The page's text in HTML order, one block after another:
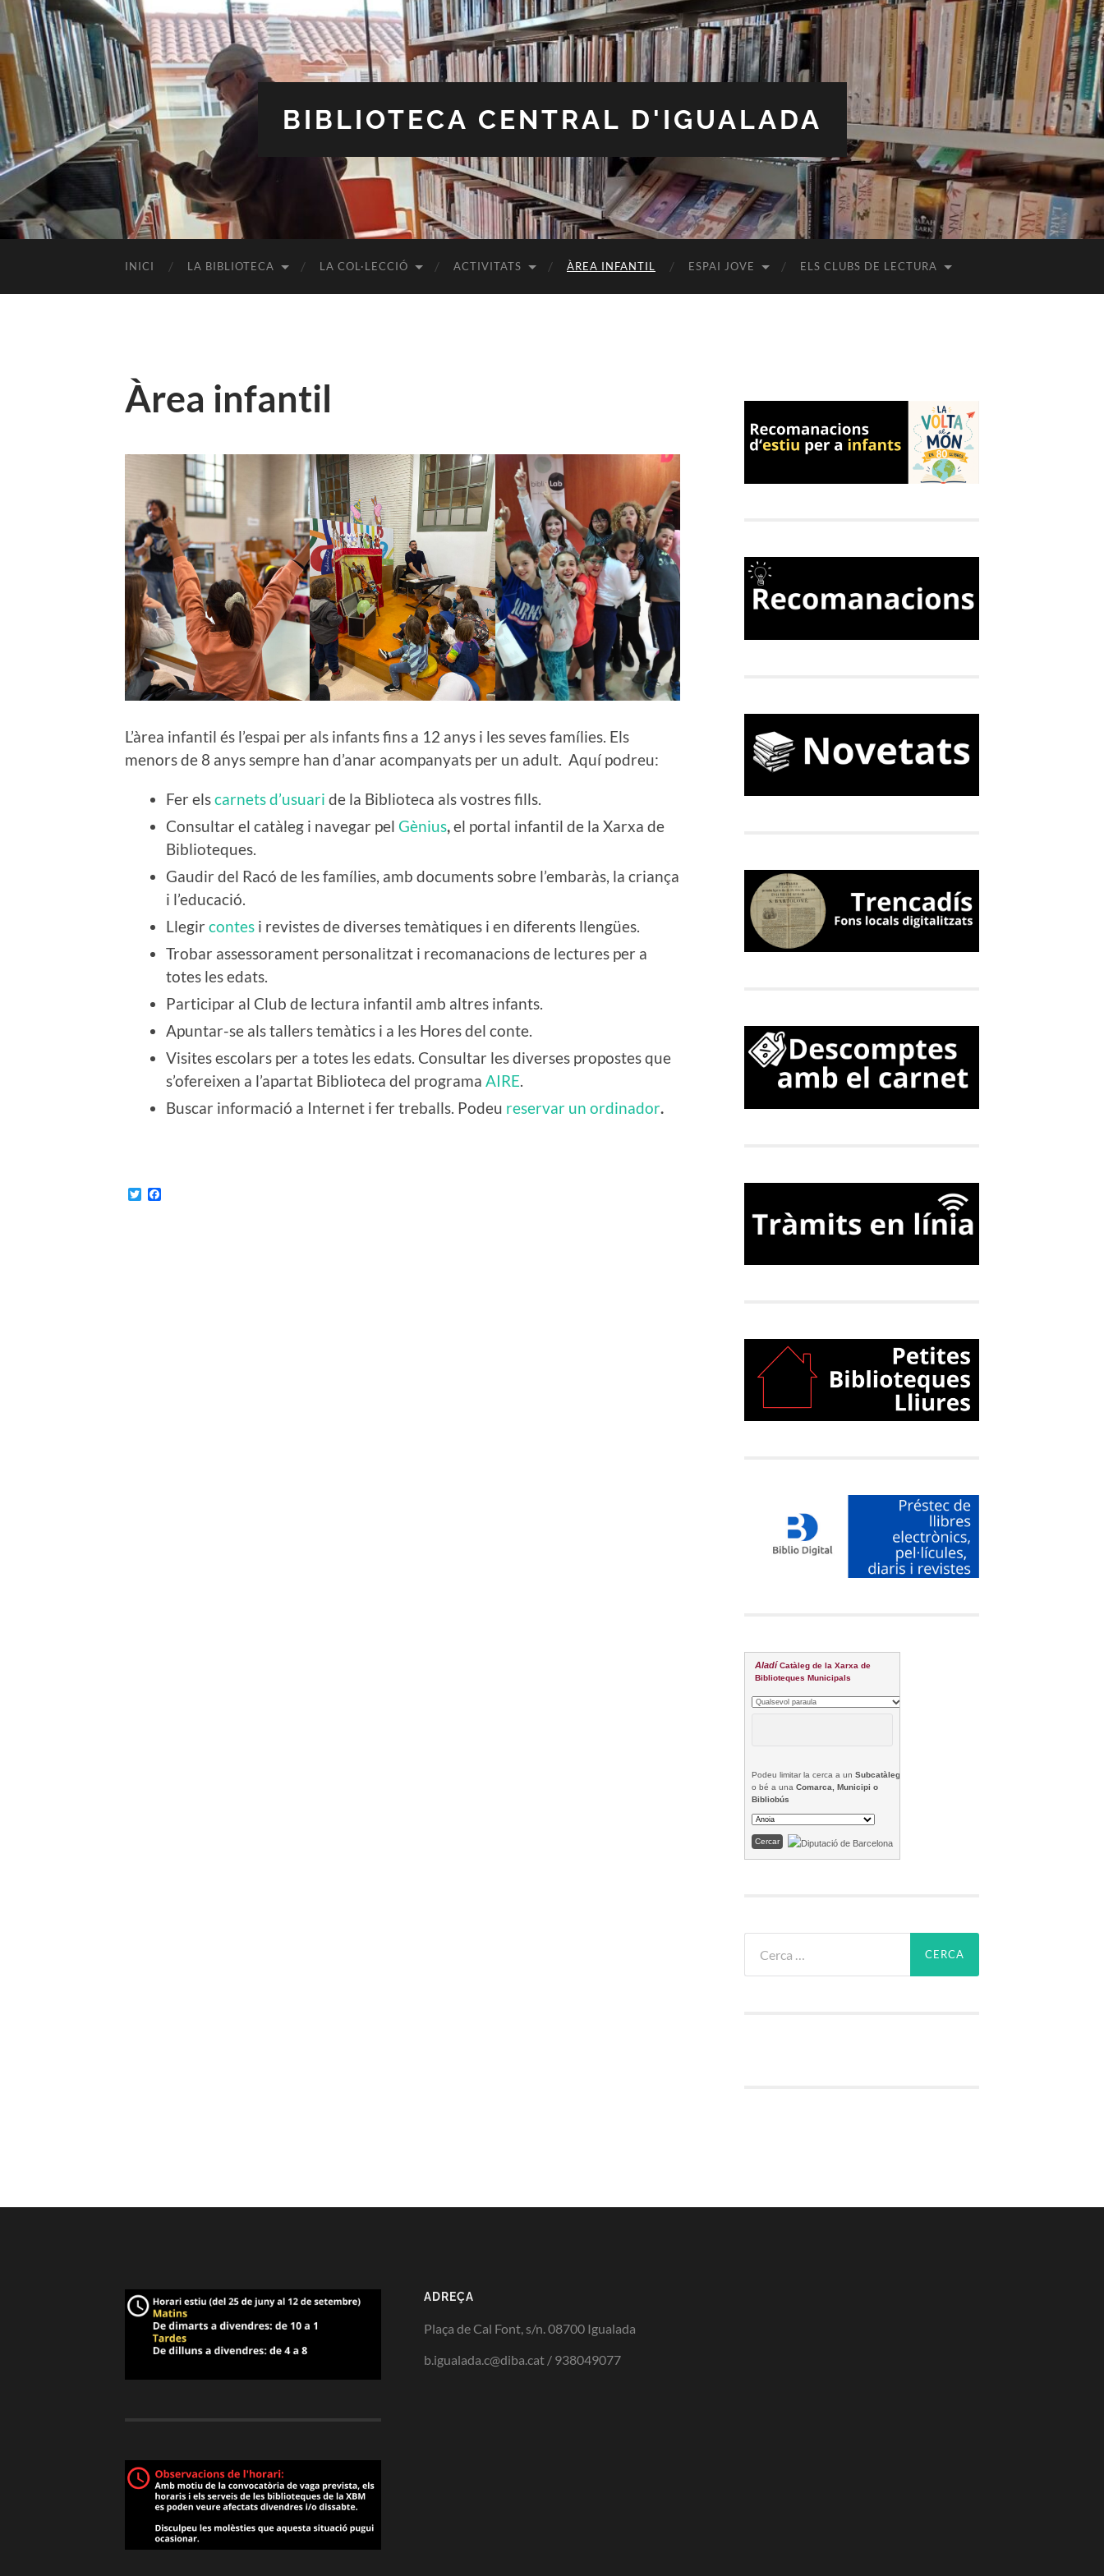
BIBLIOTECA CENTRAL D'IGUALADA
INICI LA BIBLIOTECA LA COL·LECCIÓ ACTIVITATS ÀREA INFANTIL ESPAI JOVE ELS CLUBS DE LECTURA
Àrea infantil
L’àrea infantil és l’espai per als infants fins a 12 anys i les seves famílies. Els
menors de 8 anys sempre han d’anar acompanyats per un adult. Aquí podreu:
Fer elscarnets d’usuari de la Biblioteca als vostres fills.
Consultar el catàleg i navegar pel Gènius,el portal infantil de la Xarxa de
Biblioteques.
Gaudir del Racó de les famílies, amb documents sobre l’embaràs, la criança
i l’educació.
Llegir contes i revistes de diverses temàtiques i en diferents llengües.
Trobar assessorament personalitzat i recomanacions de lectures per a
totes les edats.
Participar al Club de lectura infantil amb altres infants.
Apuntar-se als tallers temàtics i a les Hores del conte.
Visites escolars per a totes les edats. Consultar les diverses propostes que
s’ofereixen a l’apartat Biblioteca del programa AIRE.
Buscar informació a Internet i fer treballs. Podeu reservar un ordinador.
Twitter
Aladí Catàleg de la Xarxa de
Biblioteques Municipals
Podeu limitar la cerca a un Subcatàleg
o bé a una Comarca, Municipi o
Bibliobús
ADREÇA
Plaça de Cal Font, s/n. 08700 Igualada
b.igualada.c@diba.cat / 938049077